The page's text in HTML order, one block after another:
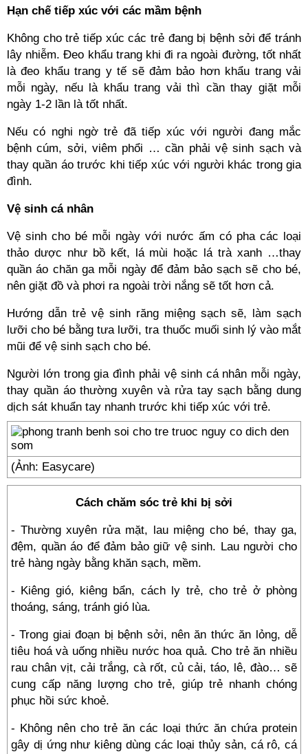
Hạn chế tiếp xúc với các mầm bệnh
Không cho trẻ tiếp xúc các trẻ đang bị bệnh sởi để tránh
lây nhiễm. Đeo khẩu trang khi đi ra ngoài đường, tốt nhất
là đeo khẩu trang y tế sẽ đảm bảo hơn khẩu trang vải
mỗi ngày, nếu là khẩu trang vải thì cần thay giặt mỗi
ngày 1-2 lần là tốt nhất.
Nếu có nghi ngờ trẻ đã tiếp xúc với người đang mắc
bệnh cúm, sởi, viêm phổi … cần phải vệ sinh sạch và
thay quần áo trước khi tiếp xúc với người khác trong gia
đình.
Vệ sinh cá nhân
Vệ sinh cho bé mỗi ngày với nước ấm có pha các loại
thảo dược như bồ kết, lá mùi hoặc lá trà xanh …thay
quần áo chăn ga mỗi ngày để đảm bảo sạch sẽ cho bé,
nên giặt đồ và phơi ra ngoài trời nắng sẽ tốt hơn cả.
Hướng dẫn trẻ vệ sinh răng miệng sạch sẽ, làm sạch
lưỡi cho bé bằng tưa lưỡi, tra thuốc muối sinh lý vào mắt
mũi để vệ sinh sạch cho bé.
Người lớn trong gia đình phải vệ sinh cá nhân mỗi ngày,
thay quần áo thường xuyên và rửa tay sạch bằng dung
dịch sát khuẩn tay nhanh trước khi tiếp xúc với trẻ.
(Ảnh: Easycare)
Cách chăm sóc trẻ khi bị sởi
- Thường xuyên rửa mặt, lau miệng cho bé, thay ga,
đệm, quần áo để đảm bảo giữ vệ sinh. Lau người cho
trẻ hàng ngày bằng khăn sạch, mềm.
- Kiêng gió, kiêng bẩn, cách ly trẻ, cho trẻ ở phòng
thoáng, sáng, tránh gió lùa.
- Trong giai đoạn bị bệnh sởi, nên ăn thức ăn lỏng, dễ
tiêu hoá và uống nhiều nước hoa quả. Cho trẻ ăn nhiều
rau chân vịt, cải trắng, cà rốt, củ cải, táo, lê, đào… sẽ
cung cấp năng lượng cho trẻ, giúp trẻ nhanh chóng
phục hồi sức khoẻ.
- Không nên cho trẻ ăn các loại thức ăn chứa protein
gây dị ứng như kiêng dùng các loại thủy sản, cá rô, cá